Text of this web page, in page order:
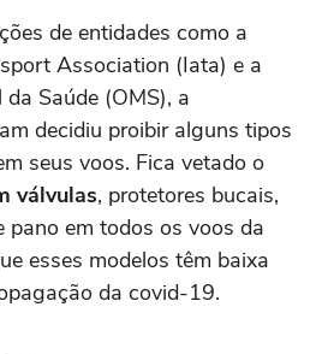
de entidades como a
Association (Iata) e a
Saúde (OMS), a
decidiu proibir alguns tipos
seus voos. Fica vetado o
válvulas, protetores bucais,
pano em todos os voos da
esses modelos têm baixa
da covid-19.